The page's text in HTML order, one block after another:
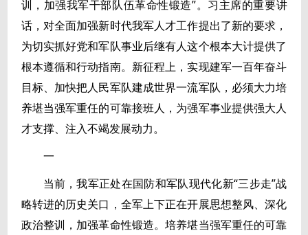
训，加强我军干部队伍革命性锻造”。习主席的重要讲
话，对全面加强新时代我军人才工作提出了新的要求，
为切实抓好党和军队事业后继有人这个根本大计提供了
根本遵循和行动指南。新征程上，实现建军一百年奋斗
目标、加快把人民军队建成世界一流军队，必须大力培
养堪当强军重任的可靠接班人，为强军事业提供强大人
才支撑、注入不竭发展动力。
一
当前，我军正处在国防和军队现代化新“三步走”战
略转进的历史关口，全军上下正在开展思想整风、深化
政治整训，加强革命性锻造。培养堪当强军重任的可靠